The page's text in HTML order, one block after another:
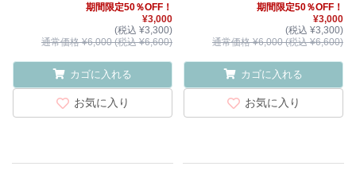
期間限定50％OFF！
¥3,000
(税込 ¥3,300)
通常価格 ¥6,000 (税込 ¥6,600)
カゴに入れる
お気に入り
期間限定50％OFF！
¥3,000
(税込 ¥3,300)
通常価格 ¥6,000 (税込 ¥6,600)
カゴに入れる
お気に入り